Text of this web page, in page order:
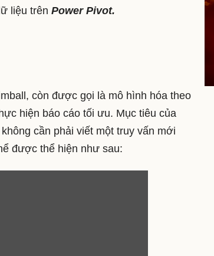
liệu trên Power Pivot.
còn được gọi là mô hình hóa theo
hiện báo cáo tối ưu. Mục tiêu của
cần phải viết một truy vấn mới
được thể hiện như sau: